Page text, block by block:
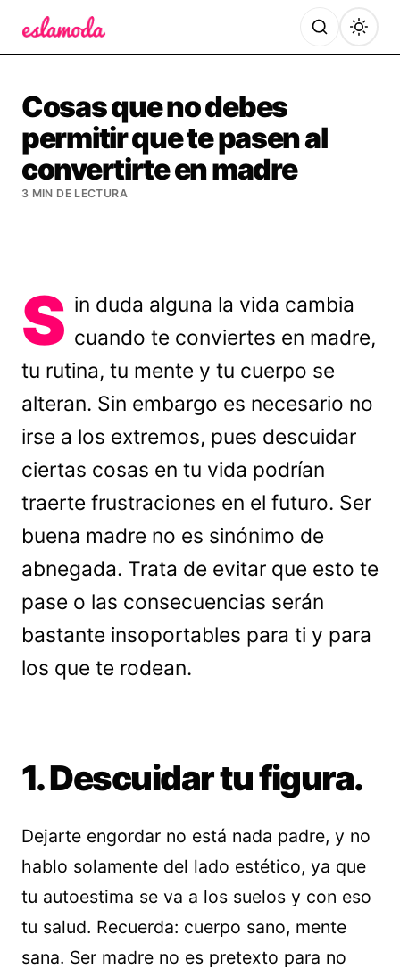
Cosas que no debes
permitir que te pasen al
convertirte en madre
3 MIN DE LECTURA
S in duda alguna la vida cambia
cuando te conviertes en madre,
tu rutina, tu mente y tu cuerpo se
alteran. Sin embargo es necesario no
irse a los extremos, pues descuidar
ciertas cosas en tu vida podrían
traerte frustraciones en el futuro. Ser
buena madre no es sinónimo de
abnegada. Trata de evitar que esto te
pase o las consecuencias serán
bastante insoportables para ti y para
los que te rodean.
1. Descuidar tu figura.
Dejarte engordar no está nada padre, y no
hablo solamente del lado estético, ya que
tu autoestima se va a los suelos y con eso
tu salud. Recuerda: cuerpo sano, mente
sana. Ser madre no es pretexto para no